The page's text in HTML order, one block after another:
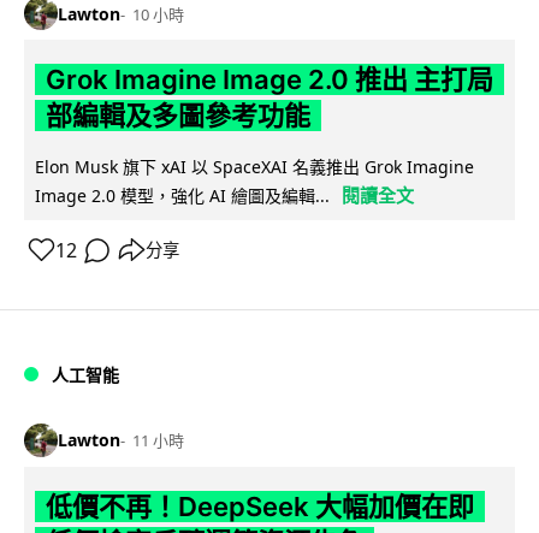
Lawton 10 小時
Grok Imagine Image 2.0 推出 主打局
部編輯及多圖參考功能
Elon Musk 旗下 xAI 以 SpaceXAI 名義推出 Grok Imagine
Image 2.0 模型，強化 AI 繪圖及編輯...
閱讀全文
12 分享
人工智能
Lawton 11 小時
低價不再！DeepSeek 大幅加價在即